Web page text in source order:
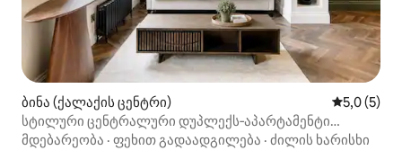
ბინა (ქალაქის ცენტრი) საშუალო
5,0 (5)
სტილური ცენტრალური დუპლექს‑აპარტამენტი
Preachers Yard‑ში
მდებარეობა · ფეხით გადაადგილება · ძილის ხარისხი